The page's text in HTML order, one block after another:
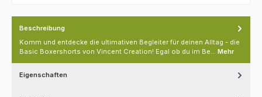
Beschreibung
Komm und entdecke die ultimativen Begleiter für deinen Alltag - die
Basic Boxershorts von Vincent Creation! Egal ob du im Be… Mehr
Eigenschaften